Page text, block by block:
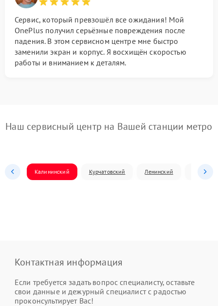
Сервис, который превзошёл все ожидания! Мой
OnePlus получил серьёзные повреждения после
падения. В этом сервисном центре мне быстро
заменили экран и корпус. Я восхищён скоростью
работы и вниманием к деталям.
Наш сервисный центр на Вашей станции метро
Калининский Курчатовский Ленинский
Контактная информация
Если требуется задать вопрос специалисту, оставьте
свои данные и дежурный специалист с радостью
проконсультирует Вас!